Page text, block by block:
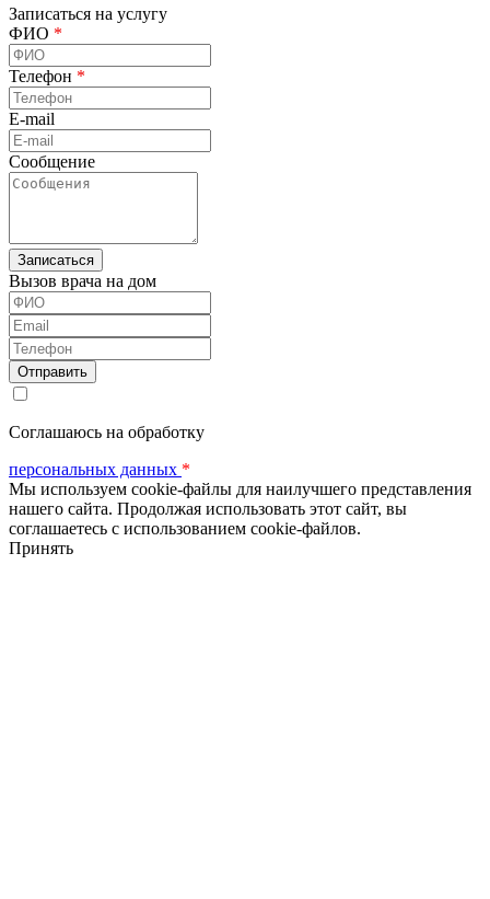
Записаться на услугу
ФИО *
Телефон *
E-mail
Сообщение
Вызов врача на дом
ФИО
Email
Телефон
Соглашаюсь на обработку
персональных данных *
Мы используем cookie-файлы для наилучшего представления
нашего сайта. Продолжая использовать этот сайт, вы
соглашаетесь с использованием cookie-файлов.
Принять